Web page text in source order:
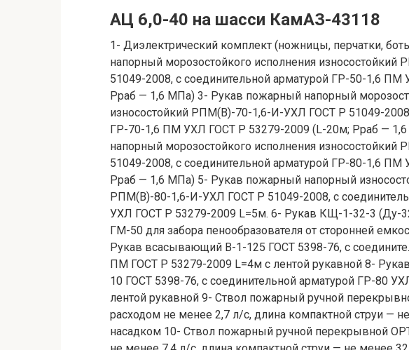
АЦ 6,0-40 на шасси КамАЗ-43118
1- Диэлектрический комплект (ножницы, перчатки,
напорный морозостойкого исполнения
51049-2008, с соединительной арматурой ГР-50-1,6
Pраб — 1,6 МПа) 3- Рукав пожарный напорный
износостойкий РПМ(В)-70-1,6-И-УХЛ ГОСТ Р 51049-
ГР-70-1,6 ПМ УХЛ ГОСТ Р 53279-2009 (L-20м; Pраб —
напорный морозостойкого исполнения
51049-2008, с соединительной арматурой ГР-80-1,6
Pраб — 1,6 МПа) 5- Рукав пожарный напорный
РПМ(В)-80-1,6-И-УХЛ ГОСТ Р 51049-2008, с
УХЛ ГОСТ Р 53279-2009 L=5м. 6- Рукав КЩ-1-32-3 (Ду-
ГМ-50 для забора пенообразователя от сторонней
Рукав всасывающий В-1-125 ГОСТ 5398-76, с
ПМ ГОСТ Р 53279-2009 L=4м с лентой рукавной 8-
10 ГОСТ 5398-76, с соединительной арматурой ГР-80
лентой рукавной 9- Ствол пожарный ручной
расходом не менее 2,7 л/с, длина компактной струи —
насадком 10- Ствол пожарный ручной перекрывной